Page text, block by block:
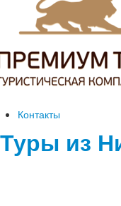
Контакты
Туры из